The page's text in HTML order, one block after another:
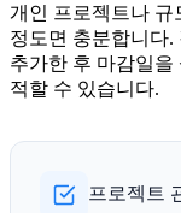
개인 프로젝트나 규
정도면 충분합니다
추가한 후 마감일을
적할 수 있습니다.
프로젝트